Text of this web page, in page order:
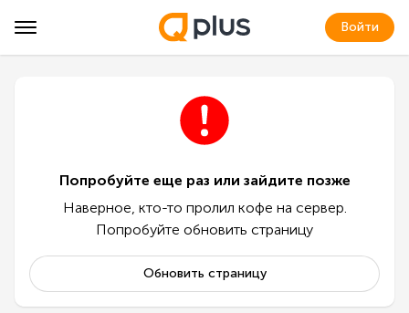
Войти
Попробуйте еще раз или зайдите позже
Наверное, кто-то пролил кофе на сервер.
Попробуйте обновить страницу
Обновить страницу